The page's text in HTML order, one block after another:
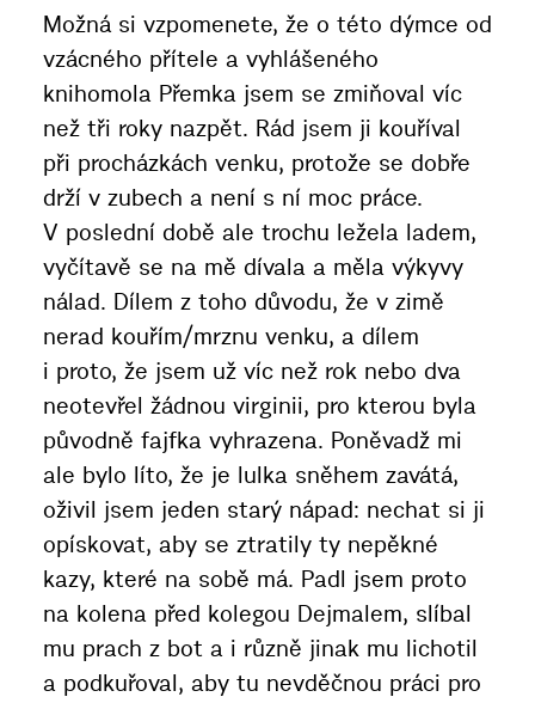
Možná si vzpomenete, že o této dýmce od
vzácného přítele a vyhlášeného
knihomola Přemka jsem se zmiňoval víc
než tři roky nazpět. Rád jsem ji kouříval
při procházkách venku, protože se dobře
drží v zubech a není s ní moc práce.
V poslední době ale trochu ležela ladem,
vyčítavě se na mě dívala a měla výkyvy
nálad. Dílem z toho důvodu, že v zimě
nerad kouřím/mrznu venku, a dílem
i proto, že jsem už víc než rok nebo dva
neotevřel žádnou virginii, pro kterou byla
původně fajfka vyhrazena. Poněvadž mi
ale bylo líto, že je lulka sněhem zavátá,
oživil jsem jeden starý nápad: nechat si ji
opískovat, aby se ztratily ty nepěkné
kazy, které na sobě má. Padl jsem proto
na kolena před kolegou Dejmalem, slíbal
mu prach z bot a i různě jinak mu lichotil
a podkuřoval, aby tu nevděčnou práci pro